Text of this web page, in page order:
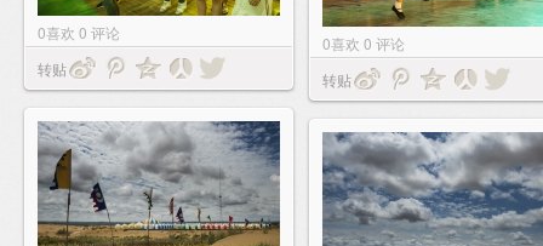
0喜欢 0 评论
转贴
0喜欢 0 评论
转贴